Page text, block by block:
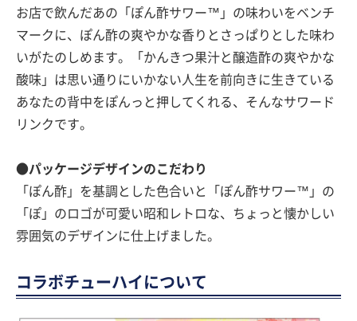
お店で飲んだあの「ぽん酢サワー™」の味わいをベンチ
マークに、ぽん酢の爽やかな香りとさっぱりとした味わ
いがたのしめます。「かんきつ果汁と醸造酢の爽やかな
酸味」は思い通りにいかない人生を前向きに生きている
あなたの背中をぽんっと押してくれる、そんなサワード
リンクです。
●パッケージデザインのこだわり
「ぽん酢」を基調とした色合いと「ぽん酢サワー™」の
「ぽ」のロゴが可愛い昭和レトロな、ちょっと懐かしい
雰囲気のデザインに仕上げました。
コラボチューハイについて